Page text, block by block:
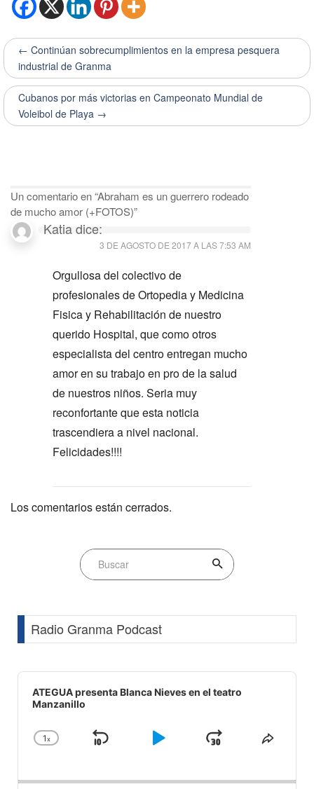
← Continúan sobrecumplimientos en la empresa pesquera
industrial de Granma
Cubanos por más victorias en Campeonato Mundial de
Voleibol de Playa →
Un comentario en “Abraham es un guerrero rodeado
de mucho amor (+FOTOS)”
Katiadice:
3 DE AGOSTO DE 2017 A LAS 7:53 AM
Orgullosa del colectivo de
profesionales de Ortopedia y Medicina
Fisica y Rehabilitación de nuestro
querido Hospital, que como otros
especialista del centro entregan mucho
amor en su trabajo en pro de la salud
de nuestros niños. Seria muy
reconfortante que esta noticia
trascendiera a nivel nacional.
Felicidades!!!!
Los comentarios están cerrados.
Radio Granma Podcast
Audio
Player
ATEGUA presenta Blanca Nieves en el teatro
Manzanillo
Change
1x
Skip
Play
JumpShare